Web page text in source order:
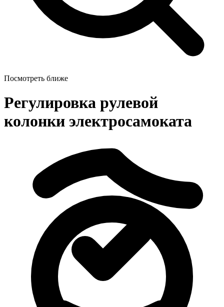
Посмотреть ближе
Регулировка рулевой
колонки электросамоката